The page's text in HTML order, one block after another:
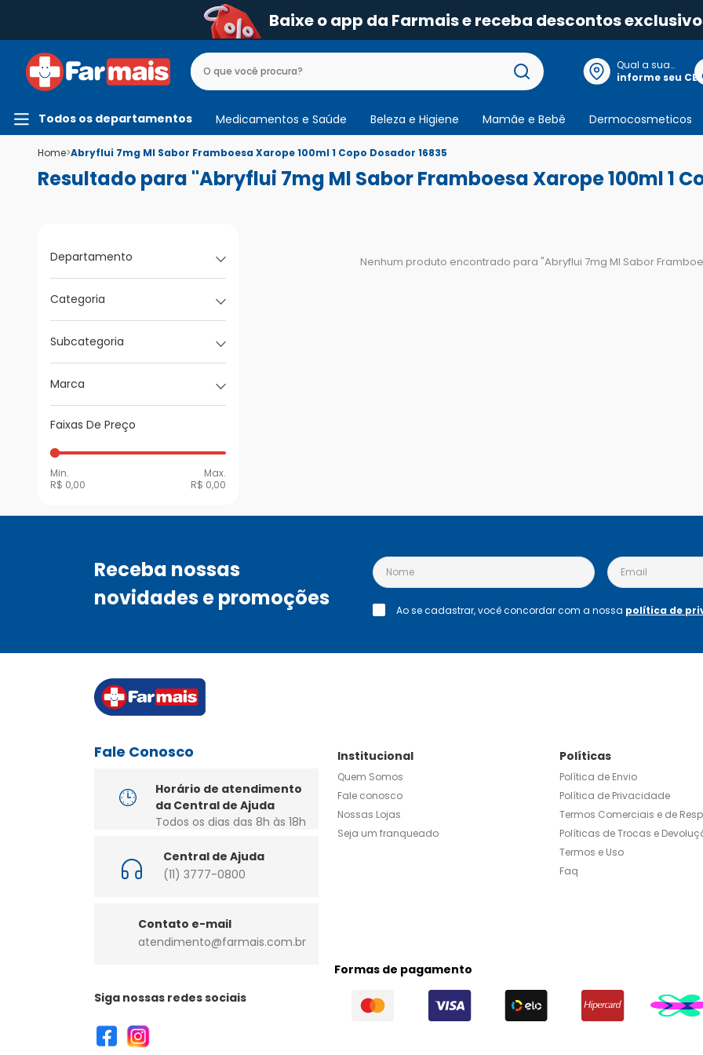
Baixe o app da Farmais e receba descontos
Qual a sua
localização?
informe seu CEP
Todos os departamentos Medicamentos e Saúde Beleza e Higiene Mamãe e Bebê Dermocosmeticos
Home>Abryflui 7mg Ml Sabor Framboesa Xarope 100ml 1 Copo Dosador 16835
Resultado para "Abryflui 7mg Ml Sabor Framboesa Xarope 100ml 1
Departamento
Categoria
Subcategoria
Marca
Faixas De Preço
Min.
R$ 0,00
Max.
R$ 0,00
Nenhum produto encontrado para "Abryflui 7mg Ml Sabor
Receba nossas
novidades e promoções
Ao se cadastrar, você concordar com a nossa política de
Fale Conosco
Horário de atendimento
da Central de Ajuda
Todos os dias das 8h às 18h
Central de Ajuda
(11) 3777-0800
Contato e-mail
atendimento@farmais.com.br
Siga nossas redes sociais
Institucional
Quem Somos
Fale conosco
Nossas Lojas
Seja um franqueado
Políticas
Política de Envio
Política de Privacidade
Termos Comerciais e de
Políticas de Trocas e
Termos e Uso
Faq
Formas de pagamento